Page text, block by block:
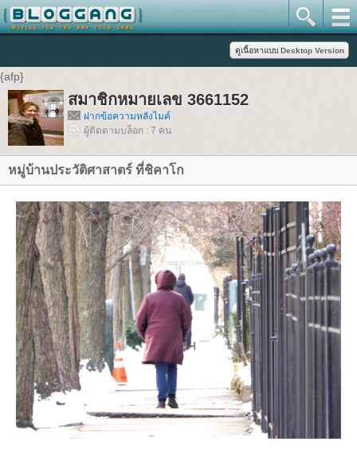
{afp}
สมาชิกหมายเลข 3661152
ฝากข้อความหลังไมค์
ผู้ติดตามบล็อก : 7 คน
หมู่บ้านประวัติศาสาตร์ ที่ชิคาโก